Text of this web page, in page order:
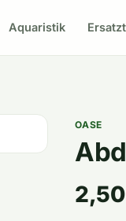
Aquaristik
OASE